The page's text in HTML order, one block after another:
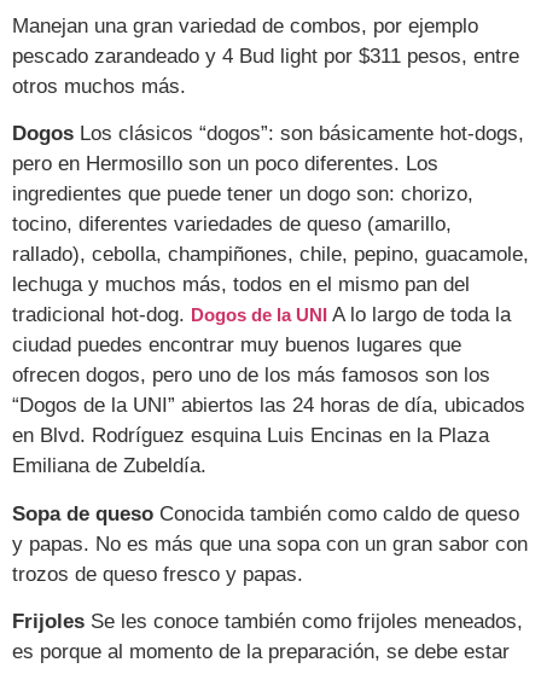
Manejan una gran variedad de combos, por ejemplo
pescado zarandeado y 4 Bud light por $311 pesos, entre
otros muchos más.
Dogos Los clásicos “dogos”: son básicamente hot-dogs,
pero en Hermosillo son un poco diferentes. Los
ingredientes que puede tener un dogo son: chorizo,
tocino, diferentes variedades de queso (amarillo,
rallado), cebolla, champiñones, chile, pepino, guacamole,
lechuga y muchos más, todos en el mismo pan del
tradicional hot-dog. Dogos de la UNI A lo largo de toda la
ciudad puedes encontrar muy buenos lugares que
ofrecen dogos, pero uno de los más famosos son los
“Dogos de la UNI” abiertos las 24 horas de día, ubicados
en Blvd. Rodríguez esquina Luis Encinas en la Plaza
Emiliana de Zubeldía.
Sopa de queso Conocida también como caldo de queso
y papas. No es más que una sopa con un gran sabor con
trozos de queso fresco y papas.
Frijoles Se les conoce también como frijoles meneados,
es porque al momento de la preparación, se debe estar